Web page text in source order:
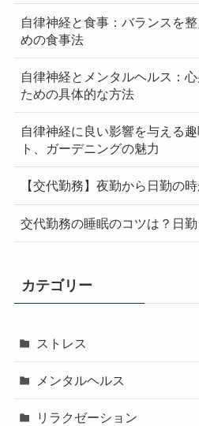
自律神経と食事：バランスを
めの食事法
自律神経とメンタルヘルス：
ための具体的な方法
自律神経に良い影響を与える
ト、ガーデニングの魅力
【交代勤務】夜勤から日勤の
交代勤務の睡眠のコツは？日
カテゴリー
ストレス
メンタルヘルス
リラクゼーション